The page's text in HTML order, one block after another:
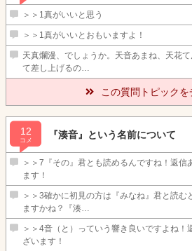
＞＞1真がいいと思う
＞＞1真がいいとおもいますよ！
天真爛漫、でしょうか。天音あまね、天花
て差し上げるの…
この質問トピックを
12
コメ
『湊音』という名前について
＞＞7『その』君とも読めるんですね！返信
ます！
＞＞3確かに初見の方は『みなね』君と読む
ますかね？『湊…
＞＞4音（と）っていう響き良いですよね！
ざいます！